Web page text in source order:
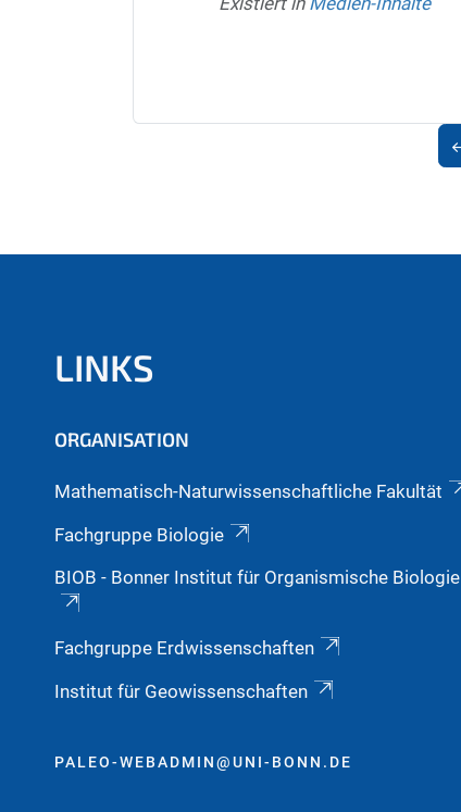
LINKS
ORGANISATION
Mathematisch-Naturwissenschaftliche Fakultät
Fachgruppe Biologie
BIOB - Bonner Institut für Organismische Biologie
Fachgruppe Erdwissenschaften
Institut für Geowissenschaften
PALEO-WEBADMIN@UNI-BONN.DE